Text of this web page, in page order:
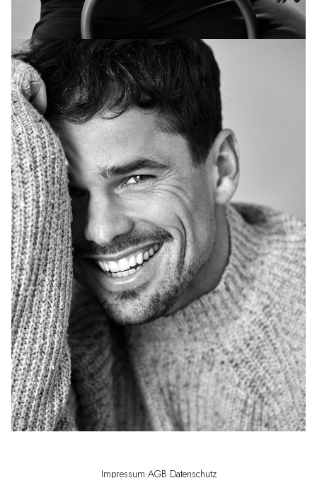
Impressum·AGB·Datenschutz